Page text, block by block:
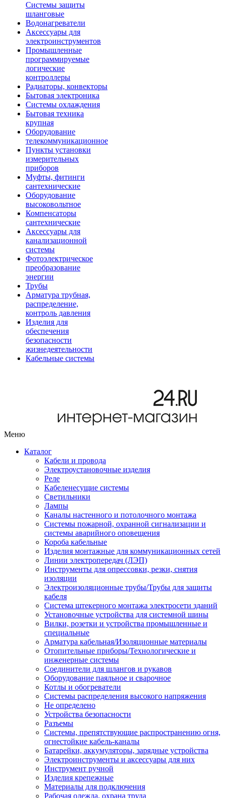
Системы защиты
шланговые
Водонагреватели
Аксессуары для
электроинструментов
Промышленные
программируемые
логические
контроллеры
Радиаторы, конвекторы
Бытовая электроника
Системы охлаждения
Бытовая техника
крупная
Оборудование
телекоммуникационное
Пункты установки
измерительных
приборов
Муфты, фитинги
сантехнические
Оборудование
высоковольтное
Компенсаторы
сантехнические
Аксессуары для
канализационной
системы
Фотоэлектрическое
преобразование
энергии
Трубы
Арматура трубная,
распределение,
контроль давления
Изделия для
обеспечения
безопасности
жизнедеятельности
Кабельные системы
Меню
Каталог
Кабели и провода
Электроустановочные изделия
Реле
Кабеленесущие системы
Светильники
Лампы
Каналы настенного и потолочного монтажа
Системы пожарной, охранной сигнализации и
системы аварийного оповещения
Короба кабельные
Изделия монтажные для коммуникационных сетей
Линии электропередач (ЛЭП)
Инструменты для опрессовки, резки, снятия
изоляции
Электроизоляционные трубы/Трубы для защиты
кабеля
Система штекерного монтажа электросети зданий
Установочные устройства для системной шины
Вилки, розетки и устройства промышленные и
специальные
Арматура кабельная/Изоляционные материалы
Отопительные приборы/Технологические и
инженерные системы
Соединители для шлангов и рукавов
Оборудование паяльное и сварочное
Котлы и обогреватели
Системы распределения высокого напряжения
Не определено
Устройства безопасности
Разъемы
Системы, препятствующие распространению огня,
огнестойкие кабель-каналы
Батарейки, аккумуляторы, зарядные устройства
Электроинструменты и аксессуары для них
Инструмент ручной
Изделия крепежные
Материалы для подключения
Рабочая одежда, охрана труда